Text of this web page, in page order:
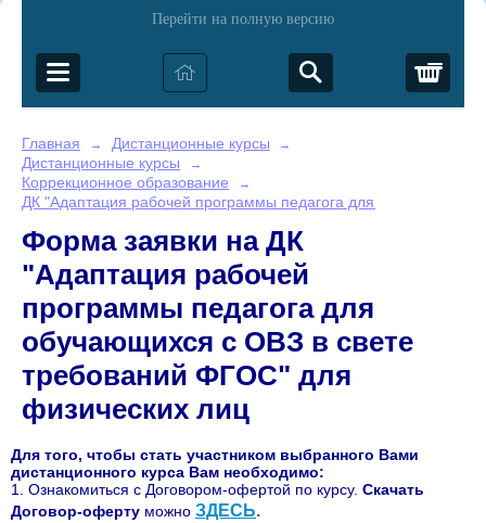
Перейти на полную версию
Главная → Дистанционные курсы →
Дистанционные курсы →
Коррекционное образование →
ДК "Адаптация рабочей программы педагога для
Форма заявки на ДК
"Адаптация рабочей
программы педагога для
обучающихся с ОВЗ в свете
требований ФГОС" для
физических лиц
Для того, чтобы стать участником выбранного Вами
дистанционного курса Вам необходимо:
1. Ознакомиться с Договором-офертой по курсу. Скачать
Договор-оферту можно ЗДЕСЬ.